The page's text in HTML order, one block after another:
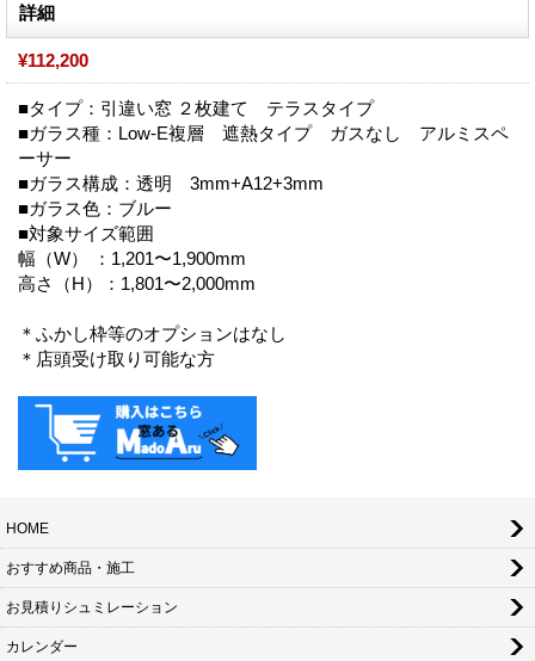
詳細
¥112,200
■タイプ：引違い窓 ２枚建て テラスタイプ
■ガラス種：Low-E複層 遮熱タイプ ガスなし アルミスペ
ーサー
■ガラス構成：透明 3mm+A12+3mm
■ガラス色：ブルー
■対象サイズ範囲
幅（W） ：1,201〜1,900mm
高さ（H）：1,801〜2,000mm
＊ふかし枠等のオプションはなし
＊店頭受け取り可能な方
HOME
おすすめ商品・施工
お見積りシュミレーション
カレンダー